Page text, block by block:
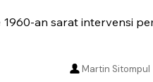
an sarat intervensi
Martin Sitompul